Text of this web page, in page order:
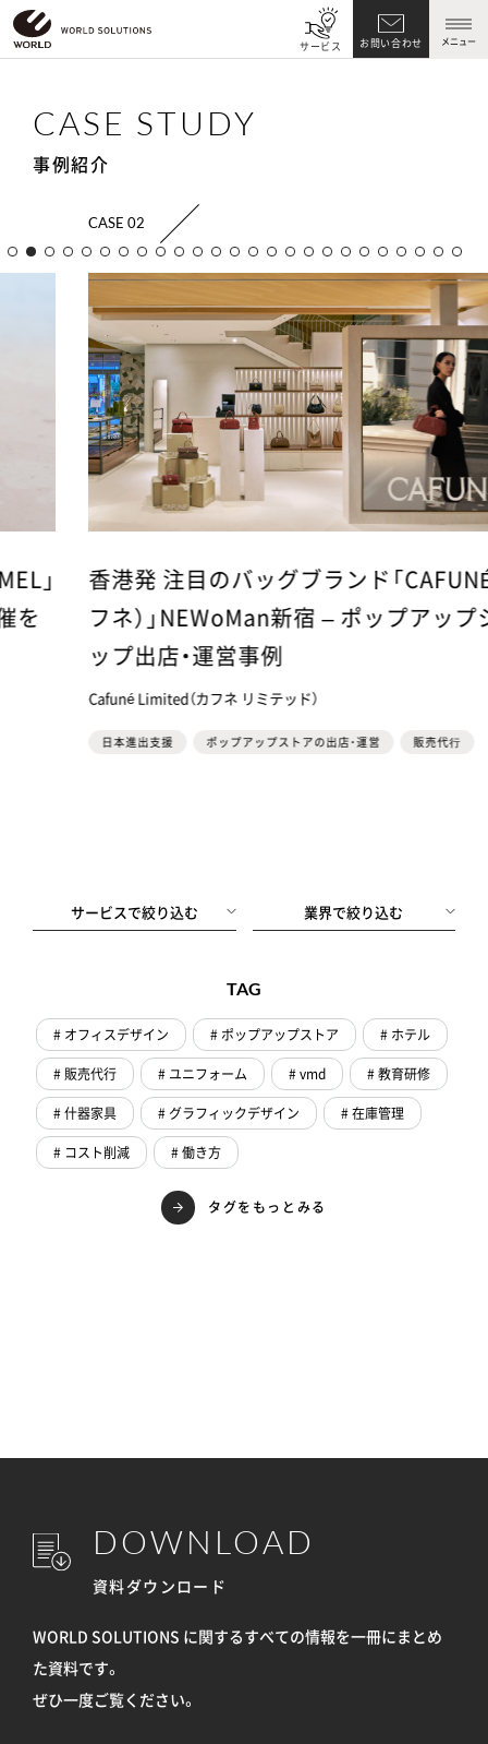
サービス お問い合わせ メニュー
CASE STUDY
事例紹介
CASE 02
香港発 注目のバッグブランド「CAFUNÉ（カ
フネ）」NEWoMan新宿 – ポップアップショ
ップ出店・運営事例
Cafuné Limited（カフネ リミテッド）
日本進出支援 ポップアップストアの出店・運営 販売代⾏
サービスで絞り込む 業界で絞り込む
TAG
# オフィスデザイン # ポップアップストア
# ホテル
# 販売代行
# ユニフォーム # vmd
# 教育研修
# 什器家具
# グラフィックデザイン
# 在庫管理
# コスト削減
# 働き方
タグをもっとみる
DOWNLOAD
資料ダウンロード
WORLD SOLUTIONS に関するすべての情報を一冊にまとめ
た資料です。
ぜひ一度ご覧ください。